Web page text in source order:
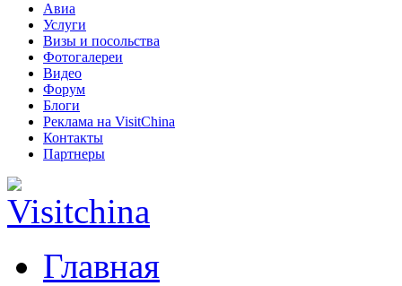
Авиа
Услуги
Визы и посольства
Фотогалереи
Видео
Форум
Блоги
Реклама на VisitChina
Контакты
Партнеры
Главная